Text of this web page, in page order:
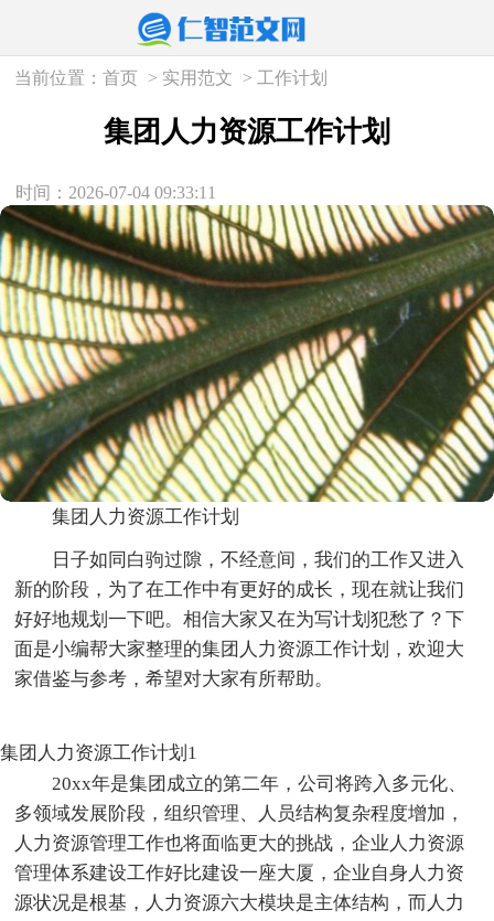
当前位置：首页 > 实用范文 > 工作计划
集团人力资源工作计划
时间：2026-07-04 09:33:11
集团人力资源工作计划
日子如同白驹过隙，不经意间，我们的工作又进入
新的阶段，为了在工作中有更好的成长，现在就让我们
好好地规划一下吧。相信大家又在为写计划犯愁了？下
面是小编帮大家整理的集团人力资源工作计划，欢迎大
家借鉴与参考，希望对大家有所帮助。
集团人力资源工作计划1
20xx年是集团成立的第二年，公司将跨入多元化、
多领域发展阶段，组织管理、人员结构复杂程度增加，
人力资源管理工作也将面临更大的挑战，企业人力资源
管理体系建设工作好比建设一座大厦，企业自身人力资
源状况是根基，人力资源六大模块是主体结构，而人力